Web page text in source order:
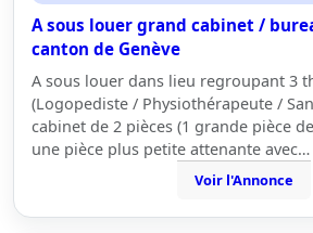
A sous louer grand cabinet /
canton de Genève
A sous louer dans lieu regroupant 3
(Logopediste / Physiothérapeute /
cabinet de 2 pièces (1 grande pièce
une pièce plus petite attenante avec…
Voir l'Annonce